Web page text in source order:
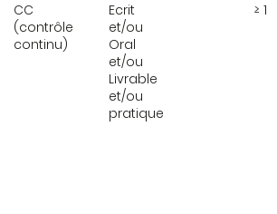
CC
(contrôle
continu)
Ecrit
et/ou
Oral
et/ou
Livrable
et/ou
pratique
≥ 1